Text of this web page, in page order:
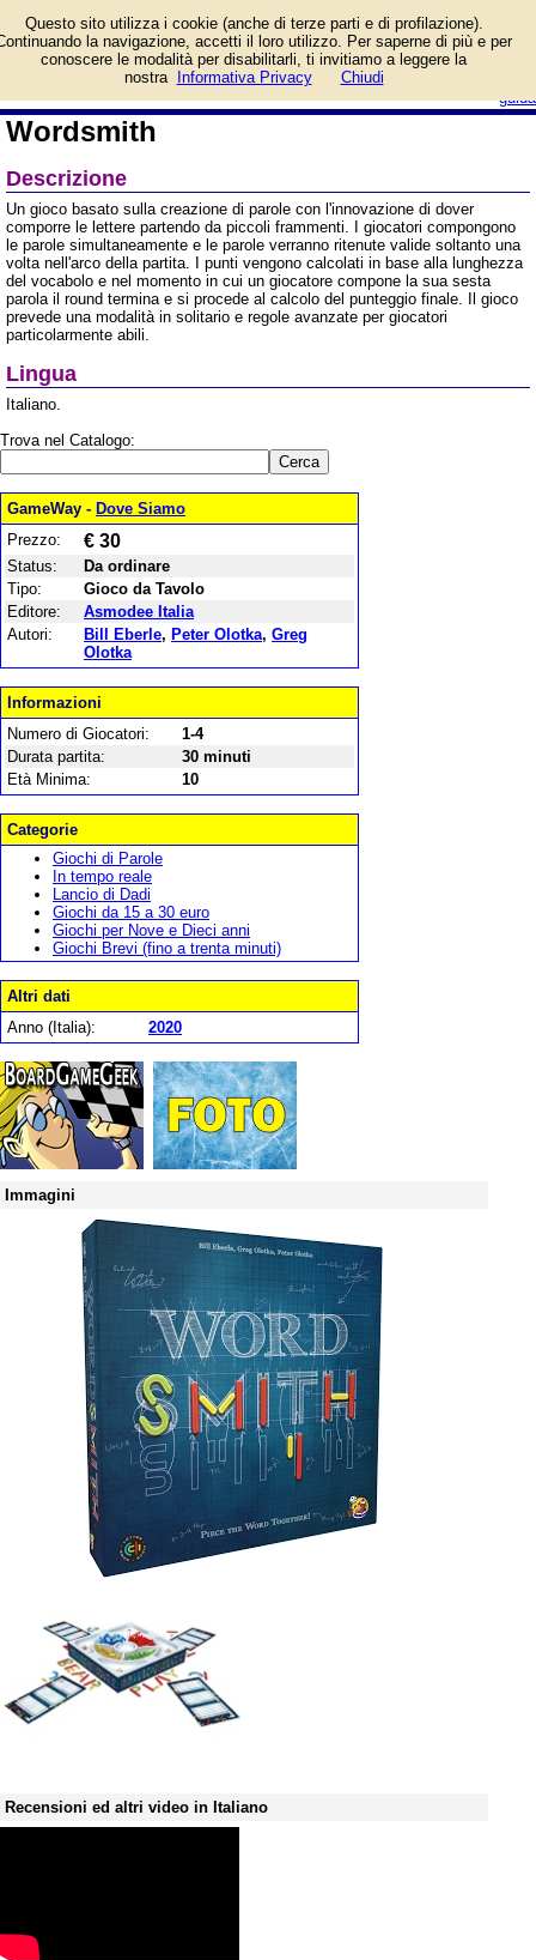
guida
Wordsmith e prezzo di
vendita. Prodotto da
Wordsmith
Descrizione
Un gioco basato sulla creazione di parole con l'innovazione di dover
comporre le lettere partendo da piccoli frammenti. I giocatori compongono
le parole simultaneamente e le parole verranno ritenute valide soltanto una
volta nell'arco della partita. I punti vengono calcolati in base alla lunghezza
del vocabolo e nel momento in cui un giocatore compone la sua sesta
parola il round termina e si procede al calcolo del punteggio finale. Il gioco
prevede una modalità in solitario e regole avanzate per giocatori
particolarmente abili.
Lingua
Italiano.
Trova nel Catalogo:
GameWay - Dove Siamo
Prezzo:
€ 30
Status:
Da ordinare
Tipo:
Gioco da Tavolo
Editore:
Asmodee Italia
Autori:
Bill Eberle, Peter Olotka, Greg
Olotka
Informazioni
Numero di Giocatori:
1-4
Durata partita:
30 minuti
Età Minima:
10
Categorie
Giochi di Parole
In tempo reale
Lancio di Dadi
Giochi da 15 a 30 euro
Giochi per Nove e Dieci anni
Giochi Brevi (fino a trenta minuti)
Altri dati
Anno (Italia):
2020
Immagini
Recensioni ed altri video in Italiano
Questo sito utilizza i cookie (anche di terze parti e di profilazione).
la navigazione, accetti il loro utilizzo. Per saperne di più e per
conoscere le modalità per disabilitarli, ti invitiamo a leggere la
nostra
Informativa Privacy Chiudi